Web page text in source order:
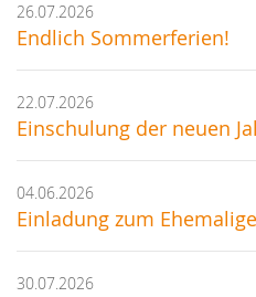
26.07.2026
Endlich Sommerferien!
22.07.2026
Einschulung der neuen
04.06.2026
Einladung zum
30.07.2026